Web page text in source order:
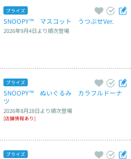
プライズ
SNOOPY™　マスコット　うつぶせVer.
2026年9月4日より順次登場
プライズ
SNOOPY™　ぬいぐるみ　カラフルドーナ
ツ
2026年8月28日より順次登場
[店舗情報あり]
プライズ